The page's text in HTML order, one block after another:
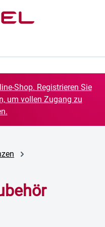
Shop. Registrieren Sie
um vollen Zugang zu